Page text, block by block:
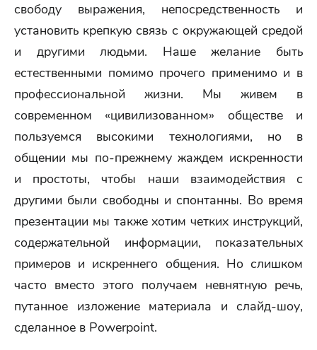
свободу выражения, непосредственность и
установить крепкую связь с окружающей средой
и другими людьми. Наше желание быть
естественными помимо прочего применимо и в
профессиональной жизни. Мы живем в
современном «цивилизованном» обществе и
пользуемся высокими технологиями, но в
общении мы по-прежнему жаждем искренности
и простоты, чтобы наши взаимодействия с
другими были свободны и спонтанны. Во время
презентации мы также хотим четких инструкций,
содержательной информации, показательных
примеров и искреннего общения. Но слишком
часто вместо этого получаем невнятную речь,
путанное изложение материала и слайд-шоу,
сделанное в Powerpoint.